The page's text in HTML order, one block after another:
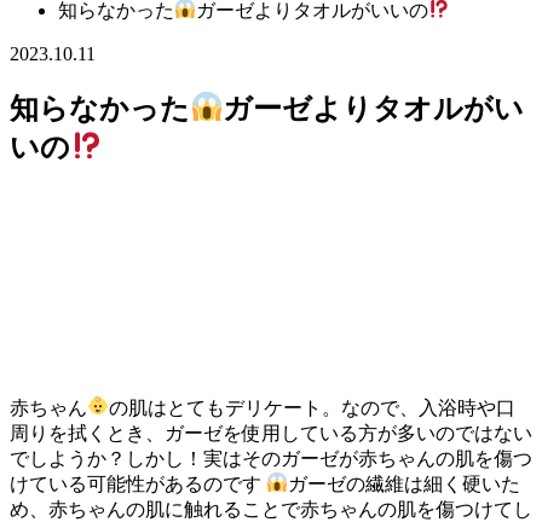
知らなかった ガーゼよりタオルがいいの
2023.10.11
知らなかった
ガーゼよりタオルがい
いの
赤ちゃん
の肌はとてもデリケート。なので、入浴時や口
周りを拭くとき、ガーゼを使用している方が多いのではない
でしようか？しかし！実はそのガーゼが赤ちゃんの肌を傷つ
けている可能性があるのです
ガーゼの繊維は細く硬いた
め、赤ちゃんの肌に触れることで赤ちゃんの肌を傷つけてし